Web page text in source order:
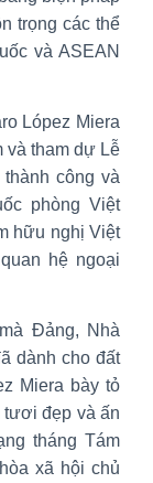
trọng các thể
và ASEAN
López Miera
và tham dự Lễ
công và
phòng Việt
hữu nghị Việt
hệ ngoại
Đảng, Nhà
dành cho đất
Miera bày tỏ
đẹp và ấn
tháng Tám
xã hội chủ